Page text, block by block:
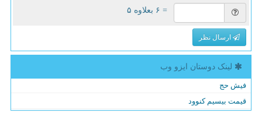
= ۶ بعلاوه ۵
ارسال نظر
لینک دوستان ایزو وب
فیش حج
قیمت بیسیم کنوود